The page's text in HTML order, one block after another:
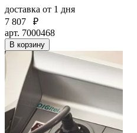
доставка от 1 дня
7 807
₽
арт. 7000468
В корзину